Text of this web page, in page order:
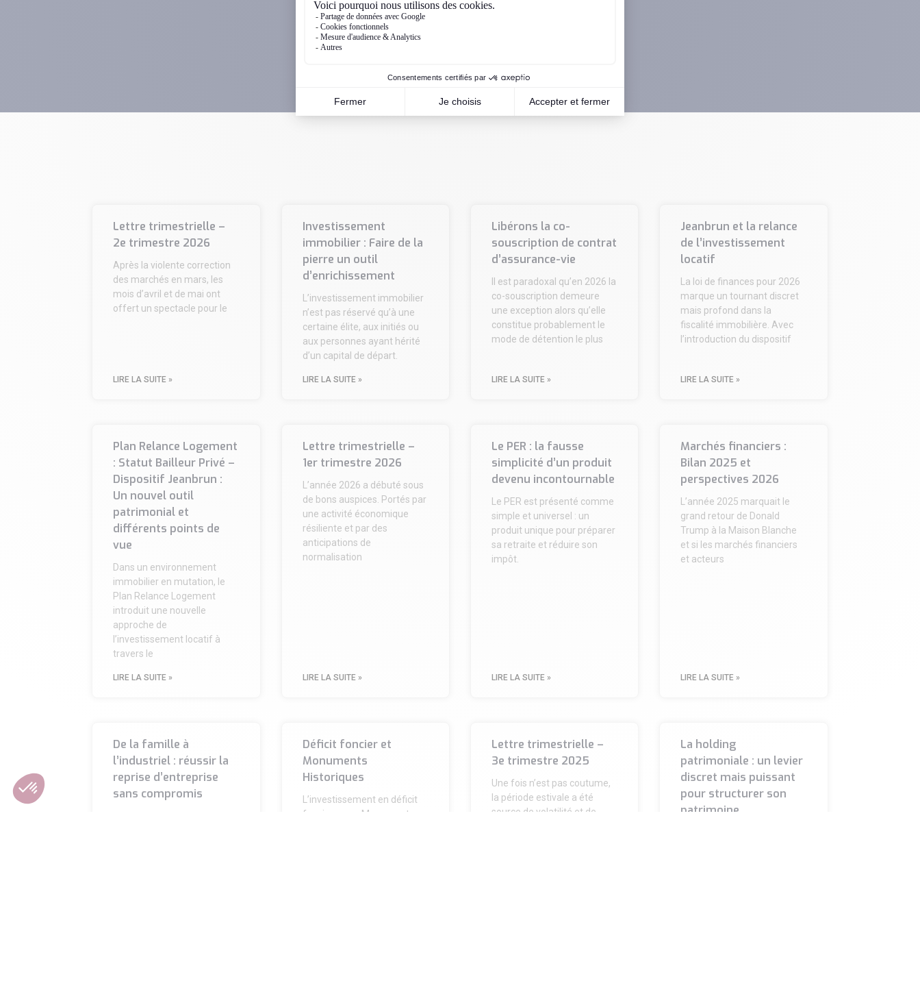
Lettre trimestrielle –
2e trimestre 2026
Après la violente correction
des marchés en mars, les
mois d’avril et de mai ont
offert un spectacle pour le
LIRE LA SUITE »
Investissement
immobilier : Faire de la
pierre un outil
d’enrichissement
L’investissement immobilier
n’est pas réservé qu’à une
certaine élite, aux initiés ou
aux personnes ayant hérité
d’un capital de départ.
LIRE LA SUITE »
Libérons la co-
souscription de contrat
d’assurance-vie
Il est paradoxal qu’en 2026 la
co-souscription demeure
une exception alors qu’elle
constitue probablement le
mode de détention le plus
LIRE LA SUITE »
Jeanbrun et la relance
de l’investissement
locatif
La loi de finances pour 2026
marque un tournant discret
mais profond dans la
fiscalité immobilière. Avec
l’introduction du dispositif
LIRE LA SUITE »
Plan Relance Logement
: Statut Bailleur Privé –
Dispositif Jeanbrun :
Un nouvel outil
patrimonial et
différents points de
vue
Dans un environnement
immobilier en mutation, le
Plan Relance Logement
introduit une nouvelle
approche de
l’investissement locatif à
travers le
LIRE LA SUITE »
Lettre trimestrielle –
1er trimestre 2026
L’année 2026 a débuté sous
de bons auspices. Portés par
une activité économique
résiliente et par des
anticipations de
normalisation
LIRE LA SUITE »
Le PER : la fausse
simplicité d’un produit
devenu incontournable
Le PER est présenté comme
simple et universel : un
produit unique pour préparer
sa retraite et réduire son
impôt.
LIRE LA SUITE »
Marchés financiers :
Bilan 2025 et
perspectives 2026
L’année 2025 marquait le
grand retour de Donald
Trump à la Maison Blanche
et si les marchés financiers
et acteurs
LIRE LA SUITE »
De la famille à
l’industriel : réussir la
reprise d’entreprise
sans compromis
Déficit foncier et
Monuments
Historiques
L’investissement en déficit
foncier ou en Monuments
Lettre trimestrielle –
3e trimestre 2025
Une fois n’est pas coutume,
la période estivale a été
source de volatilité et de
La holding
patrimoniale : un levier
discret mais puissant
pour structurer son
patrimoine